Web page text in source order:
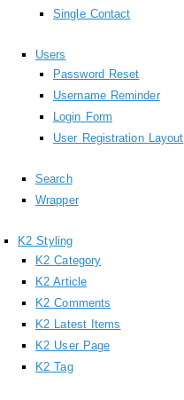
Single Contact
Users
Password Reset
Username Reminder
Login Form
User Registration Layout
Search
Wrapper
K2 Styling
K2 Category
K2 Article
K2 Comments
K2 Latest Items
K2 User Page
K2 Tag